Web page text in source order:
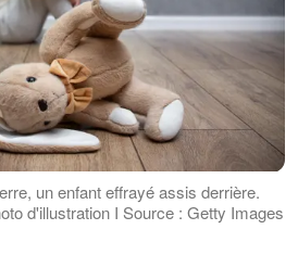
un enfant effrayé assis derrière.
d'illustration I Source : Getty Images